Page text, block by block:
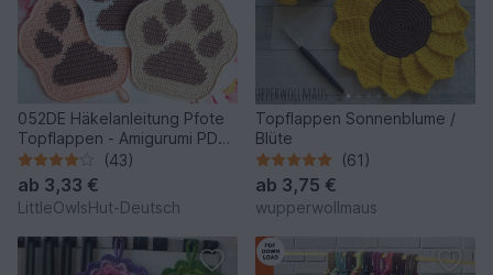
052DE Häkelanleitung Pfote
Topflappen - Amigurumi PDF
Zabelina CP (43)
ab 3,33 €
LittleOwlsHut-Deutsch
Topflappen Sonnenblume /
Blüte
(61)
ab 3,75 €
wupperwollmaus